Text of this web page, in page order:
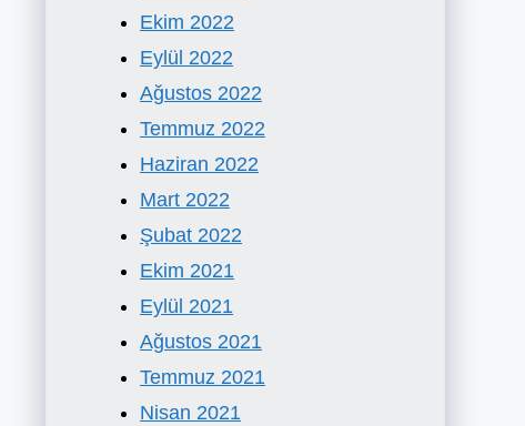
Ekim 2022
Eylül 2022
Ağustos 2022
Temmuz 2022
Haziran 2022
Mart 2022
Şubat 2022
Ekim 2021
Eylül 2021
Ağustos 2021
Temmuz 2021
Nisan 2021